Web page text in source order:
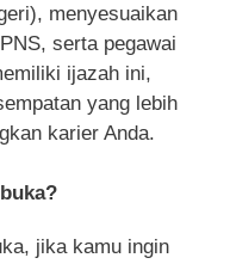
menyesuaikan
serta pegawai
ijazah ini,
yang lebih
karier Anda.
jika kamu ingin